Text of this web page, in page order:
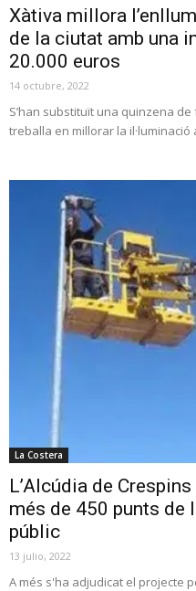
Xàtiva millora
de la ciutat amb una
20.000 euros
14 octubre, 2022
S’han substituït una quinzena
treballa en millorar la il·luminació
La Costera
L’Alcúdia de
més de 450 punts de
públic
13 julio, 2022
A més s'ha adjudicat el projecte